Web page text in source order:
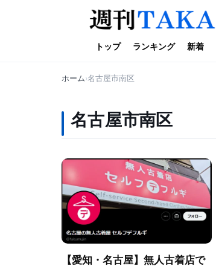
トップ ランキング 新着
ホーム 名古屋市南区
名古屋市南区
【愛知・名古屋】無人古着店で